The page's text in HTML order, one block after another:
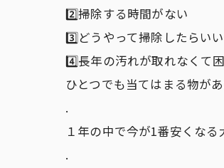
2️⃣掃除する時間がない
3️⃣どうやって掃除したらい
4️⃣長年の汚れが取れなくて
ひとつでも当てはまる物が
.
１年の中で今が1番安くなる
.